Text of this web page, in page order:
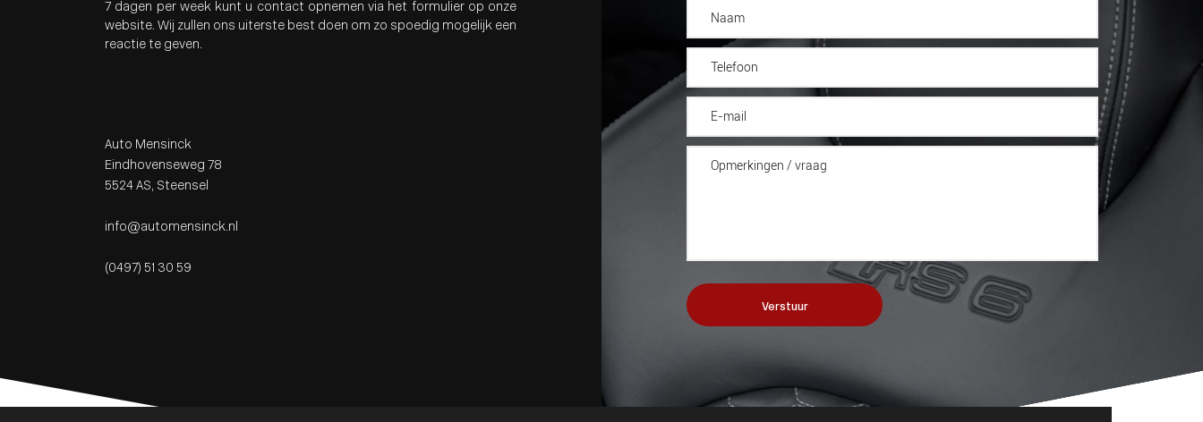
7 dagen per week kunt u contact opnemen via het formulier op onze
website. Wij zullen ons uiterste best doen om zo spoedig mogelijk een
reactie te geven.
Auto Mensinck
Eindhovenseweg 78
5524 AS, Steensel
info@automensinck.nl
(0497) 51 30 59
Verstuur